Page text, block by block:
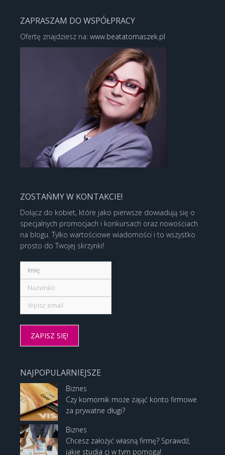
ZAPRASZAM DO WSPÓŁPRACY
Ofertę znajdziesz na: www.beatatomaszek.pl
ZOSTAŃMY W KONTAKCIE!
Dołącz do kobiet, które jako pierwsze dowiadują się o
specjalnych promocjach i konkursach oraz nowościach
na blogu. Tylko wartościowe wiadomości i to wszystko
prosto do Twojej skrzynki!
NAJPOPULARNIEJSZE
Biznes
Czy komornik może zająć konto firmowe
za prywatne długi?
Biznes
Chcesz założyć własną firmę? Sprawdź,
jakie studia ci w tym pomogą!